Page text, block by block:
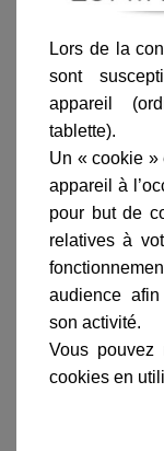
AS-
Lors de la
sont
appareil
tablette).
Un « cookie »
appareil à
pour but de
relatives à
audience
son activité.
Vous pouvez
cookies en